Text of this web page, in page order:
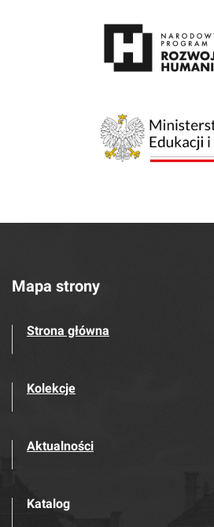
Mapa strony
Strona główna
Kolekcje
Aktualności
Katalog